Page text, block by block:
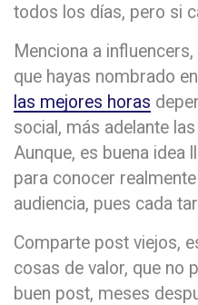
todos los días, pero si
Menciona a
que hayas nombrado
las mejores horas
social, más adelante
Aunque, es buena idea
para conocer
audiencia, pues cada
Comparte post viejos,
cosas de valor, que no
buen post, meses